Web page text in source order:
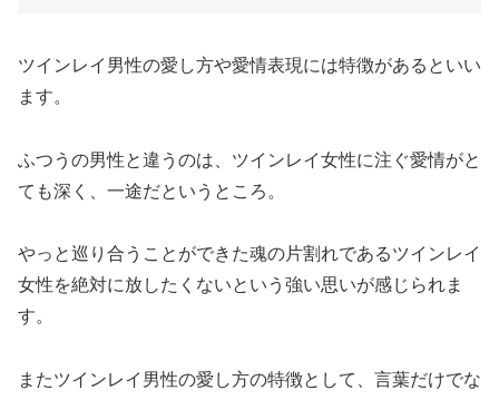
ツインレイ男性の愛し方や愛情表現には特徴があるといい
ます。
ふつうの男性と違うのは、ツインレイ女性に注ぐ愛情がと
ても深く、一途だというところ。
やっと巡り合うことができた魂の片割れであるツインレイ
女性を絶対に放したくないという強い思いが感じられま
す。
またツインレイ男性の愛し方の特徴として、言葉だけでな